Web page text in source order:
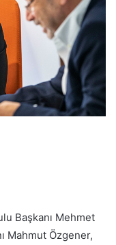
Başkanı Mehmet
Mahmut Özgener,